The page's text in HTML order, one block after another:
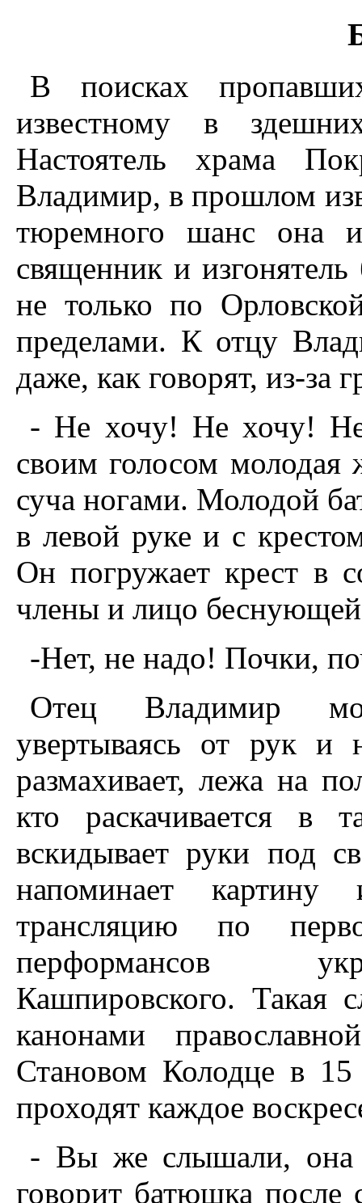
В поисках
известному в
Настоятель храма
Владимир, в прошлом
тюремного шанс она и
священник и изгонятель
не только по
пределами. К отцу
даже, как говорят, из-за
- Не хочу! Не хочу!
своим голосом молодая
суча ногами. Молодой
в левой руке и с
Он погружает крест в
члены и лицо
-Нет, не надо! Почки,
Отец Владимир
увертываясь от рук
размахивает, лежа на
кто раскачивается в
вскидывает руки под
напоминает
трансляцию по
перформансов
Кашпировского. Такая
канонами
Становом Колодце в
проходят каждое
- Вы же слышали, она
говорит батюшка